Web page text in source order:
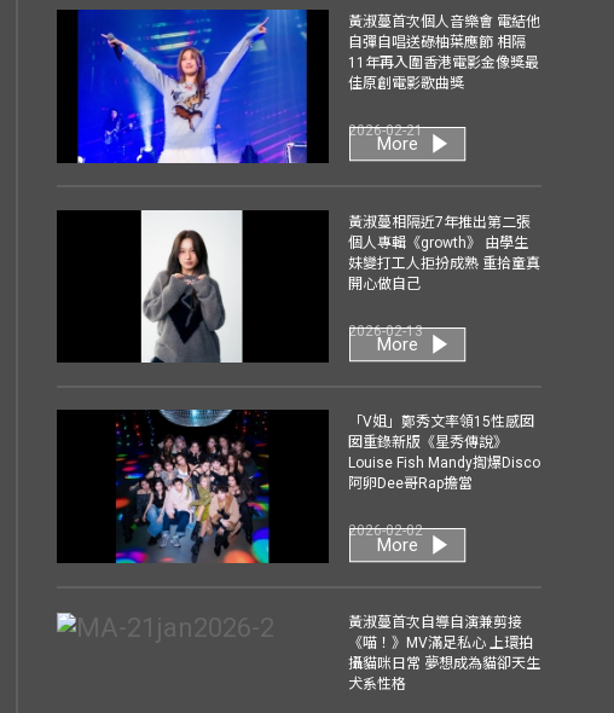
黃淑蔓首次個人音樂會 電結他
自彈自唱送碌柚葉應節 相隔
11年再入圍香港電影金像獎最
佳原創電影歌曲獎
2026-02-21
More
黃淑蔓相隔近7年推出第二張
個人專輯《growth》 由學生
妹變打工人拒扮成熟 重拾童真
開心做自己
2026-02-13
More
「V姐」鄭秀文率領15性感囡
囡重錄新版《星秀傳說》
Louise Fish Mandy揈爆Disco
阿卵Dee哥Rap擔當
2026-02-02
More
黃淑蔓首次自導自演兼剪接
《喵！》MV滿足私心 上環拍
攝貓咪日常 夢想成為貓卻天生
犬系性格